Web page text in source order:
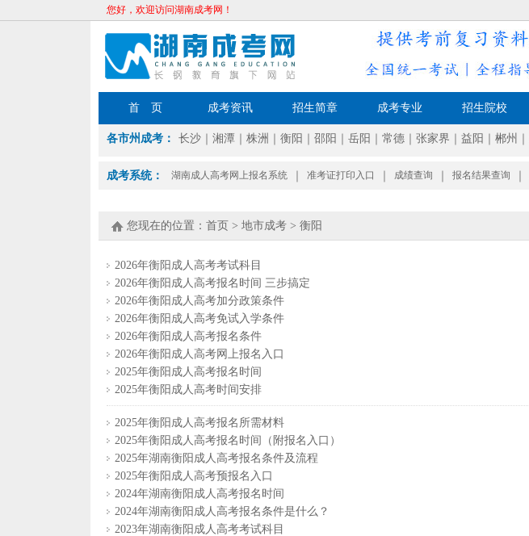
您好，欢迎访问湖南成考网！
首 页 成考资讯 招生简章 成考专业 招生院校
各市州成考： 长沙 湘潭 株洲 衡阳 邵阳 岳阳 常德 张家界 益阳 郴州
成考系统： 湖南成人高考网上报名系统 准考证打印入口 成绩查询 报名结果查询
您现在的位置： 首页 > 地市成考 > 衡阳
2026年衡阳成人高考考试科目
2026年衡阳成人高考报名时间 三步搞定
2026年衡阳成人高考加分政策条件
2026年衡阳成人高考免试入学条件
2026年衡阳成人高考报名条件
2026年衡阳成人高考网上报名入口
2025年衡阳成人高考报名时间
2025年衡阳成人高考时间安排
2025年衡阳成人高考报名所需材料
2025年衡阳成人高考报名时间（附报名入口）
2025年湖南衡阳成人高考报名条件及流程
2025年衡阳成人高考预报名入口
2024年湖南衡阳成人高考报名时间
2024年湖南衡阳成人高考报名条件是什么？
2023年湖南衡阳成人高考考试科目